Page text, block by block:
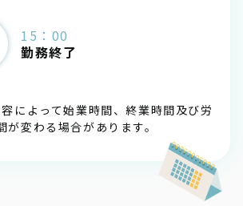
15：00
勤務終了
によって始業時間、終業時間及び労
が変わる場合があります。